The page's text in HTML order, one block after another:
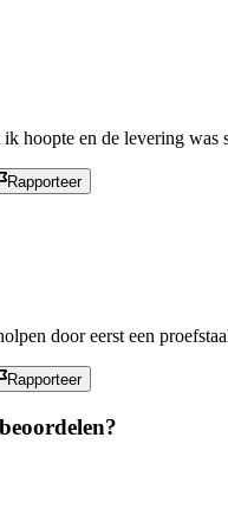
hoopte en de levering was
Rapporteer
door eerst een
Rapporteer